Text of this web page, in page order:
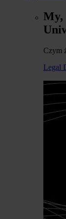
My,
Czym
Legal